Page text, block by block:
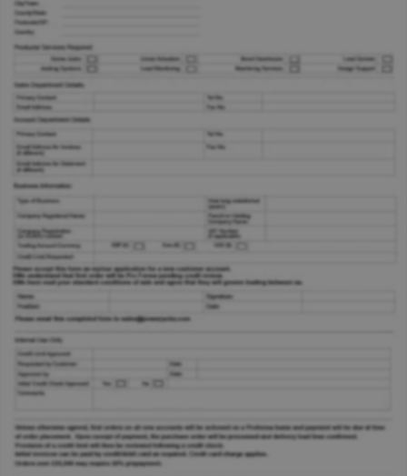
PDF herunterladen